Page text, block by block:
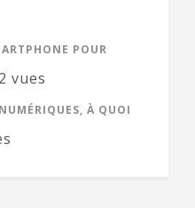
POUR
vues
À QUOI